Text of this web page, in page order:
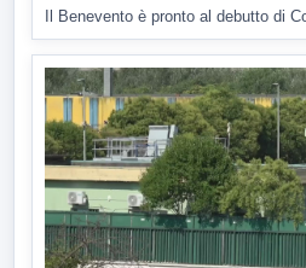
Il Benevento è pronto al debutto di